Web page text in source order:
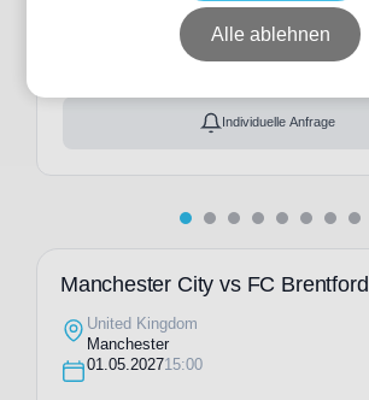
Ticket(s) + Hotel
Individuelle Anfrage
Manchester City vs FC Brentford
United Kingdom
Manchester
01.05.202715:00
Alle ablehnen